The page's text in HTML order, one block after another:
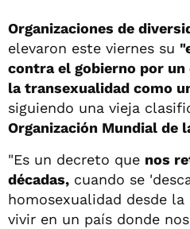
Organizaciones de
elevaron este viernes su
contra el gobierno por
la transexualidad como
siguiendo una vieja
Organización Mundial de
"Es un decreto que nos
décadas, cuando se
homosexualidad desde la
vivir en un país donde